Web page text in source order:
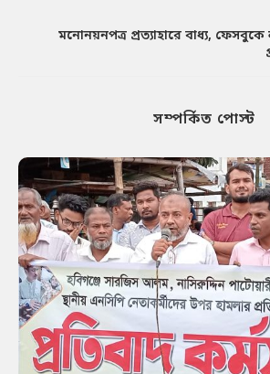
মনোনয়নপত্র প্রত্যাহারে বাধ্য,
সম্পর্কিত পোস্ট